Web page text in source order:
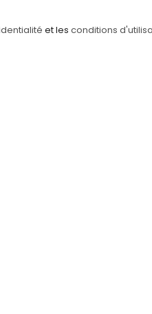
et les conditions